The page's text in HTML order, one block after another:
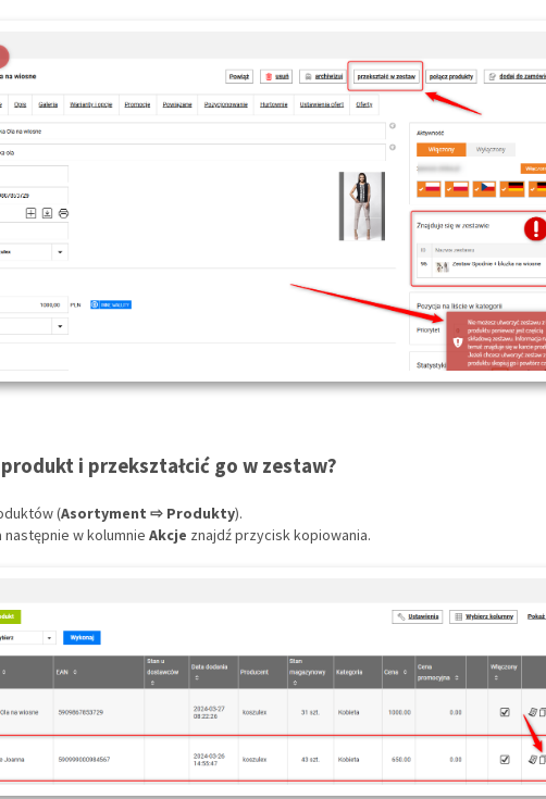
i przekształcić go w zestaw?
(Asortyment ⇨ Produkty).
w kolumnie Akcje znajdź przycisk kopiowania.